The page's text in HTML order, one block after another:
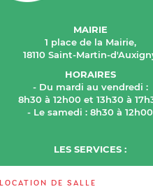
MAIRIE
1 place de la Mairie,
18110 Saint-Martin-
HORAIRES
- Du mardi au vendredi :
8h30 à 12h00 et 13h30 à
- Le samedi : 8h30 à 12h00
LES SERVICES :
LOCATION DE SALLE